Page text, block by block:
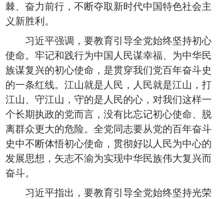
棘、奋力前行，不断夺取新时代中国特色社会主
义新胜利。
习近平强调，要教育引导全党始终坚持初心
使命。牢记和践行为中国人民谋幸福、为中华民
族谋复兴的初心使命，是贯穿我们党百年奋斗史
的一条红线。江山就是人民，人民就是江山，打
江山、守江山，守的是人民的心，对我们这样一
个长期执政的党而言，没有比忘记初心使命、脱
离群众更大的危险。全党同志要从党的百年奋斗
史中不断体悟初心使命，贯彻好以人民为中心的
发展思想，矢志不渝为实现中华民族伟大复兴而
奋斗。
习近平指出，要教育引导全党始终坚持光荣